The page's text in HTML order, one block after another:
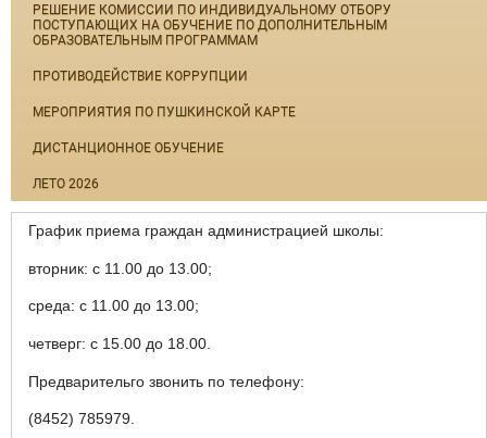
РЕШЕНИЕ КОМИССИИ ПО ИНДИВИДУАЛЬНОМУ ОТБОРУ
ПОСТУПАЮЩИХ НА ОБУЧЕНИЕ ПО ДОПОЛНИТЕЛЬНЫМ
ОБРАЗОВАТЕЛЬНЫМ ПРОГРАММАМ
ПРОТИВОДЕЙСТВИЕ КОРРУПЦИИ
МЕРОПРИЯТИЯ ПО ПУШКИНСКОЙ КАРТЕ
ДИСТАНЦИОННОЕ ОБУЧЕНИЕ
ЛЕТО 2026
График приема граждан администрацией школы:
вторник: с 11.00 до 13.00;
среда: с 11.00 до 13.00;
четверг: с 15.00 до 18.00.
Предварительго звонить по телефону:
(8452) 785979.